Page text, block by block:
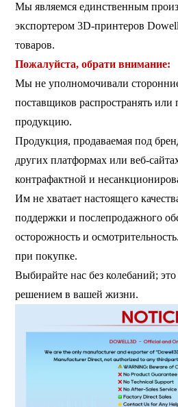
Мы являемся единственным
экспортером 3D-принтеров
товаров.
Пожалуйста, обрати внимание:
Мы не уполномочивали
поставщиков распространять или
продукцию.
Продукция, продаваемая под
других платформах или веб-
контрафактной и
Им не хватает настоящего
поддержки и послепродажного
осторожность и осмотрительность.
при покупке.
Выбирайте нас без колебаний;
решением в вашей жизни.